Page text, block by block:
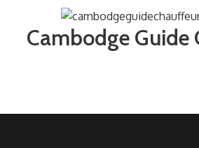
Cambodge Guide